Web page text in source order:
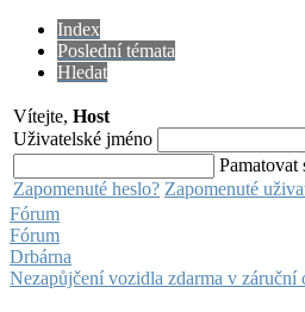
Index
Poslední témata
Hledat
Vítejte, Host
Uživatelské jméno
Pamatovat
Zapomenuté heslo? Zapomenuté
Fórum
Fórum
Drbárna
Nezapůjčení vozidla zdarma v záruční